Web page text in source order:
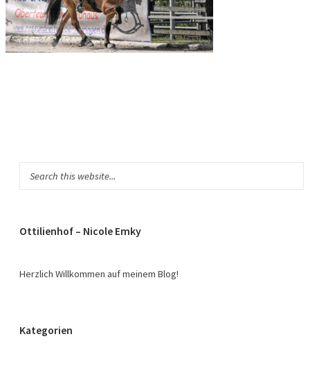
Ottilienhof – Nicole Emky
Herzlich Willkommen auf meinem Blog!
Kategorien